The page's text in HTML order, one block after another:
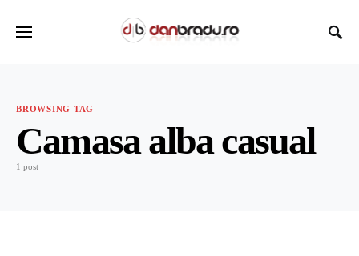
BROWSING TAG
Camasa alba casual
1 post